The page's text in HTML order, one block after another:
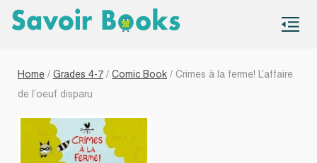
Home / Grades 4-7 / Comic Book / Crimes à la ferme! L’affaire
de l’oeuf disparu